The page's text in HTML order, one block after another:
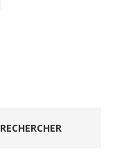
RECHERCHER